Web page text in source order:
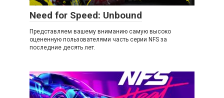
Need for Speed: Unbound
Представляем вашему вниманию самую высоко
оцененную пользователями часть серии NFS за
последние десять лет.